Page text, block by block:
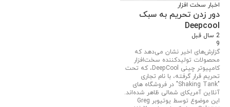
اخبار سخت افزار
دور زدن تحریم به سبک
Deepcool
2 سال قبل
9
گزارش‌های اخیر نشان می‌دهد که
محصولات تولیدکننده سخت‌افزار
کامپیوتر چینی DeepCool، که تحت
تحریم قرار گرفته، با نام تجاری
"Shaking Tank" در فروشگاه های
آنلاین آمریکای شمالی ظاهر شده‌اند.
این موضوع توسط یوتیوبر Greg